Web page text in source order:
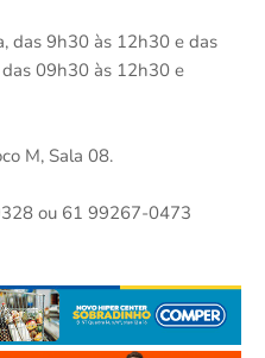
das 9h30 às 12h30 e das
09h30 às 12h30 e
M, Sala 08.
ou 61 99267-0473